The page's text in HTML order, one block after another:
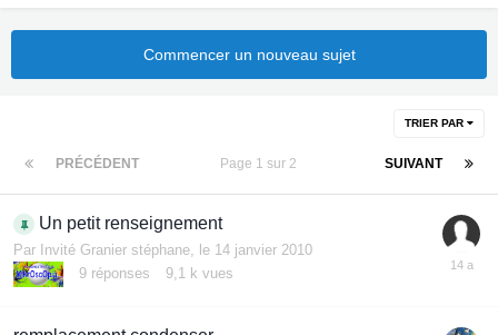
Commencer un nouveau sujet
TRIER PAR
PRÉCÉDENT SUIVANT
Page 1 sur 2
Un petit renseignement
Par Invité Granier stéphane, le 14 janvier 2010
9 réponses 9,1 k vues